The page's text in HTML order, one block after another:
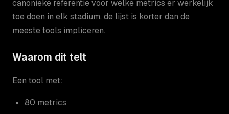
canonieke referentie voor welke metrics er werkelijk
toe doen in elk stadium, de lijst is korter dan de
meeste tools impliceren.
Waarom dit telt
Een tool met:
80 metrics